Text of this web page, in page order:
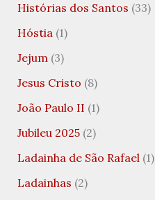
Histórias dos Santos (33)
Hóstia(1)
Jejum(3)
Jesus Cristo (8)
João Paulo II (1)
Jubileu 2025(2)
Ladainha de São Rafael(1)
Ladainhas (2)